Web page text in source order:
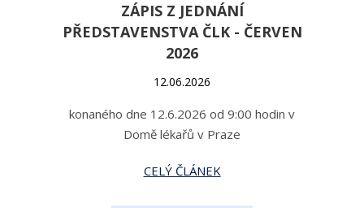
ZÁPIS Z JEDNÁNÍ
PŘEDSTAVENSTVA ČLK - ČERVEN
2026
12.06.2026
konaného dne 12.6.2026 od 9:00 hodin v
Domě lékařů v Praze
CELÝ ČLÁNEK